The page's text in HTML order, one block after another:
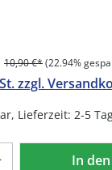
10,90 €*(22.94%
zzgl.
Lieferzeit: 2-5
Gib
In